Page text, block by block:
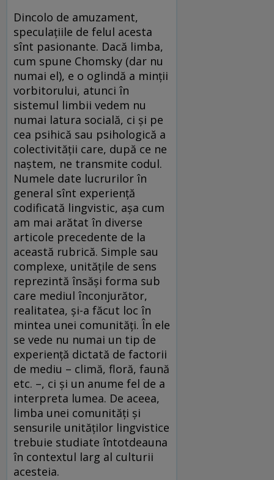
Dincolo de amuzament,
speculațiile de felul acesta
sînt pasionante. Dacă limba,
cum spune Chomsky (dar nu
numai el), e o oglindă a minții
vorbitorului, atunci în
sistemul limbii vedem nu
numai latura socială, ci și pe
cea psihică sau psihologică a
colectivității care, după ce ne
naștem, ne transmite codul.
Numele date lucrurilor în
general sînt experiență
codificată lingvistic, așa cum
am mai arătat în diverse
articole precedente de la
această rubrică. Simple sau
complexe, unitățile de sens
reprezintă însăși forma sub
care mediul înconjurător,
realitatea, și-a făcut loc în
mintea unei comunități. În ele
se vede nu numai un tip de
experiență dictată de factorii
de mediu – climă, floră, faună
etc. –, ci și un anume fel de a
interpreta lumea. De aceea,
limba unei comunități și
sensurile unităților lingvistice
trebuie studiate întotdeauna
în contextul larg al culturii
acesteia.